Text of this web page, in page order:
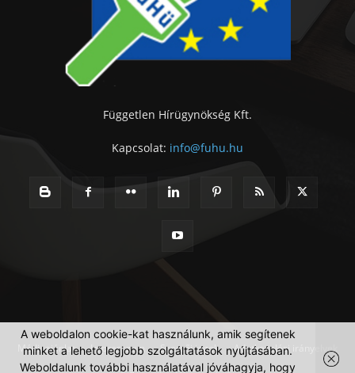
Független Hírügynökség Kft.
Kapcsolat: info@fuhu.hu
Médiaajánlat Impresszum Szerzői jogok Adatkezelési irányelvek
A weboldalon cookie-kat használunk, amik segítenek
minket a lehető legjobb szolgáltatások nyújtásában.
Weboldalunk további használatával jóváhagyja, hogy